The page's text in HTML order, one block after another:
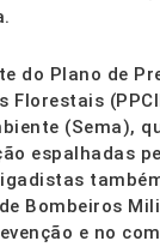
do Plano de
Florestais
(Sema),
espalhadas
Bombeiros
e no